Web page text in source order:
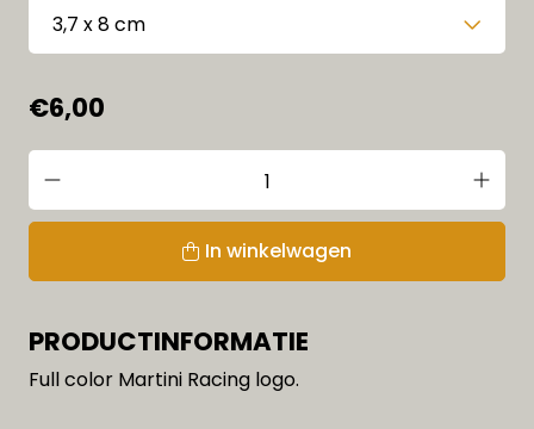
€6,00
In winkelwagen
PRODUCTINFORMATIE
Full color Martini Racing logo.